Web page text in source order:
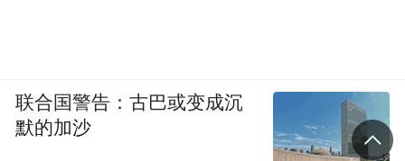
联合国警告：古巴或变成沉
默的加沙